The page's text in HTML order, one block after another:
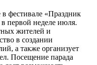
в фестивале «Праздник
первой неделе июля.
жителей и
в создании
а также организует
Посещение парада